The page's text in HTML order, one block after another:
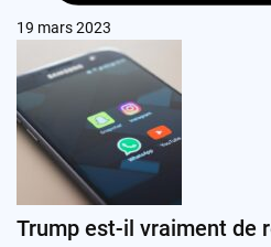
19 mars 2023
Trump est-il vraiment de